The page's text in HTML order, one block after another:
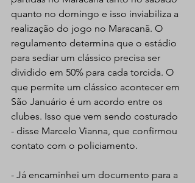
quanto no domingo e isso inviabiliza a
realização do jogo no Maracanã. O
regulamento determina que o estádio
para sediar um clássico precisa ser
dividido em 50% para cada torcida. O
que permite um clássico acontecer em
São Januário é um acordo entre os
clubes. Isso que vem sendo costurado
- disse Marcelo Vianna, que confirmou
contato com o policiamento.
- Já encaminhei um documento para a